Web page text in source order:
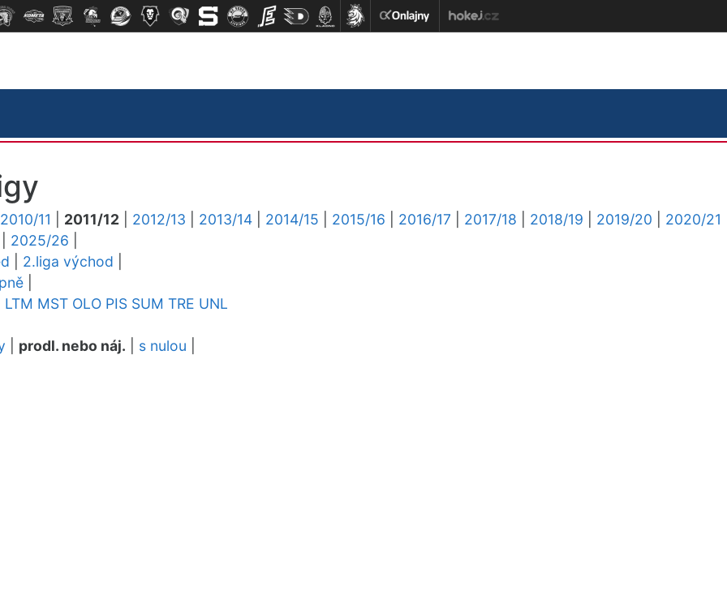
2010/11 2011/12 2012/13 2013/14 2014/15 2015/16 2016/17 2017/18 2018/19 2019/20
2020/21
2025/26
2.liga východ
LTM MST OLO PIS SUM TRE UNL
prodl. nebo náj. s nulou